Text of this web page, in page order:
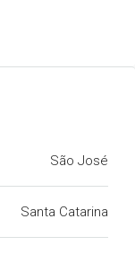
São José
Santa Catarina